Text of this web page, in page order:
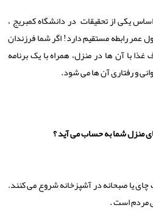
یکی از تحقیقات در دانشگاه کمبریج ،
رابطه مستقیم دارد! اگر شما فرزندان
با آن ها در منزل، همراه با یک برنامه
و رفتاری آن ها می شود.
منزل شما به حساب می آید ؟
یا صبحانه در آشپزخانه شروع می کنند.
است .